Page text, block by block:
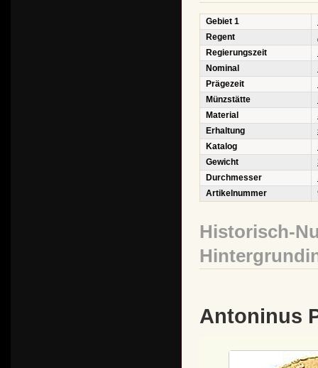
Gebiet 1
Regent
Regierungszeit
Nominal
Prägezeit
Münzstätte
Material
Erhaltung
Katalog
Gewicht
Durchmesser
Artikelnummer
Historisch-
Antoninus